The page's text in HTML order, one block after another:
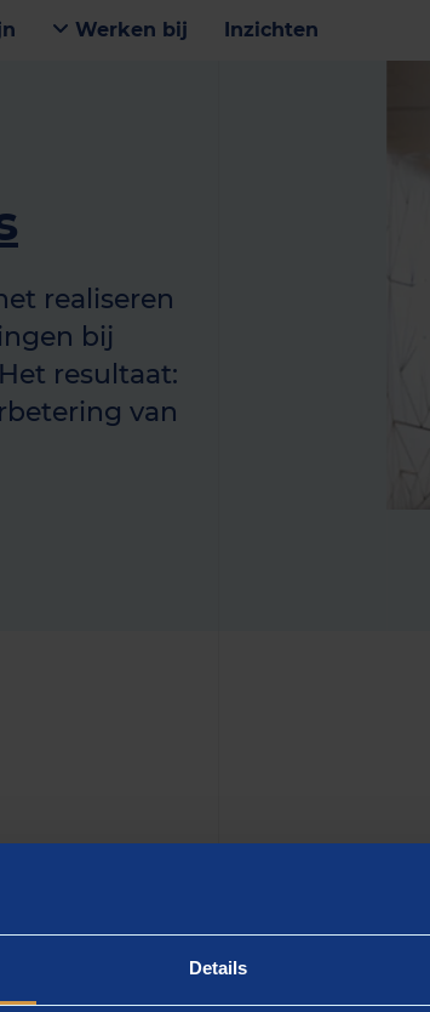
Details
Werken bij Inzichten
realiseren
bij
resultaat:
van
speelt binnen een organisatie. Met een
maak ik complexe vraagstukken inzichtelijk,
vind ik wanneer analyses en datagedreven
creëren en keuzes mogelijk maken die